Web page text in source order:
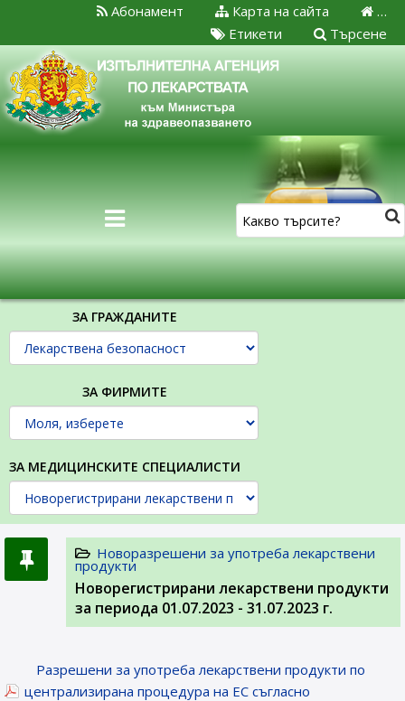
…
Карта на сайта
Абонамент
Търсене
Етикети
ЗА ГРАЖДАНИТЕ
ЗА ФИРМИТЕ
ЗА МЕДИЦИНСКИТЕ СПЕЦИАЛИСТИ
Новоразрешени за употреба лекарствени
продукти
Новорегистрирани лекарствени продукти
за периода 01.07.2023 - 31.07.2023 г.
Разрешени за употреба лекарствени продукти по
централизирана процедура на ЕС съгласно